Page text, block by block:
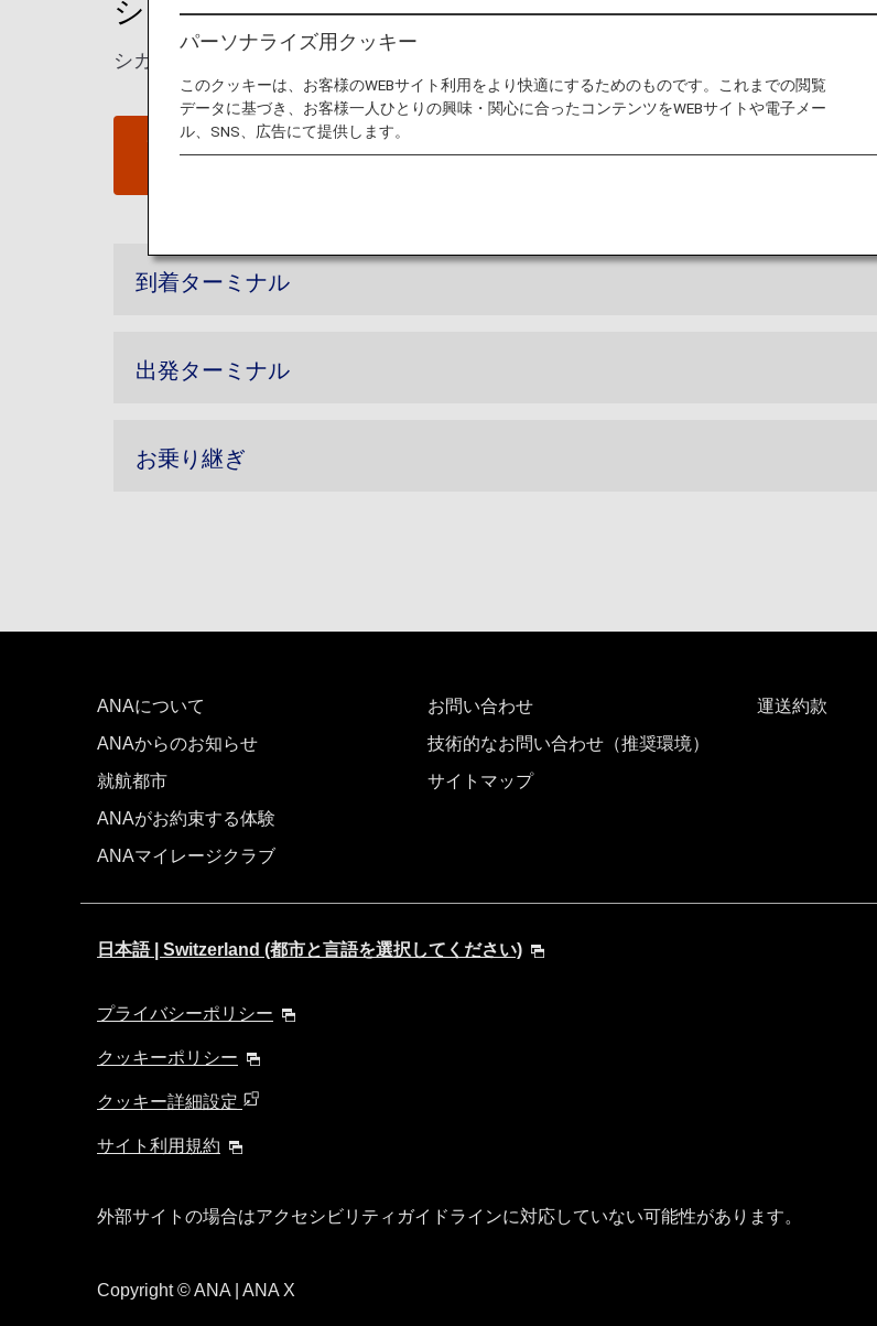
シカゴ - オヘア国際空港ガイド
シカゴ・オヘア国際空港の発着ターミナルマップおよび空港内に関するその他の情報。
シカゴ - オヘア国際空港ウェ
到着ターミナル
出発ターミナル
お乗り継ぎ
ANAについて
ANAからのお知らせ
就航都市
ANAがお約束する体験
ANAマイレージクラブ
お問い合わせ
技術的なお問い合わせ（推奨環境）
サイトマップ
運送約款
日本語 | Switzerland (都市と言語を選択してください)
プライバシーポリシー
クッキーポリシー
クッキー詳細設定
サイト利用規約
外部サイトの場合はアクセシビリティガイドラインに対応していない可能性があります。
Copyright© ANA | ANA X
パーソナライズ用クッキー
このクッキーは、お客様のWEBサイト利用をより快適にするためのものです。これまでの閲覧
データに基づき、お客様一人ひとりの興味・関心に合ったコンテンツをWEBサイトや電子メー
ル、SNS、広告にて提供します。